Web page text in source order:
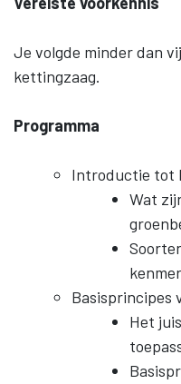
Je volgde minder dan
kettingzaag.
Programma
Introductie tot
Wat
Basisprincipes
Het